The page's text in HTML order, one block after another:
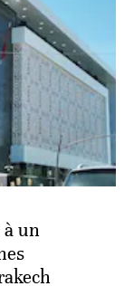
à un